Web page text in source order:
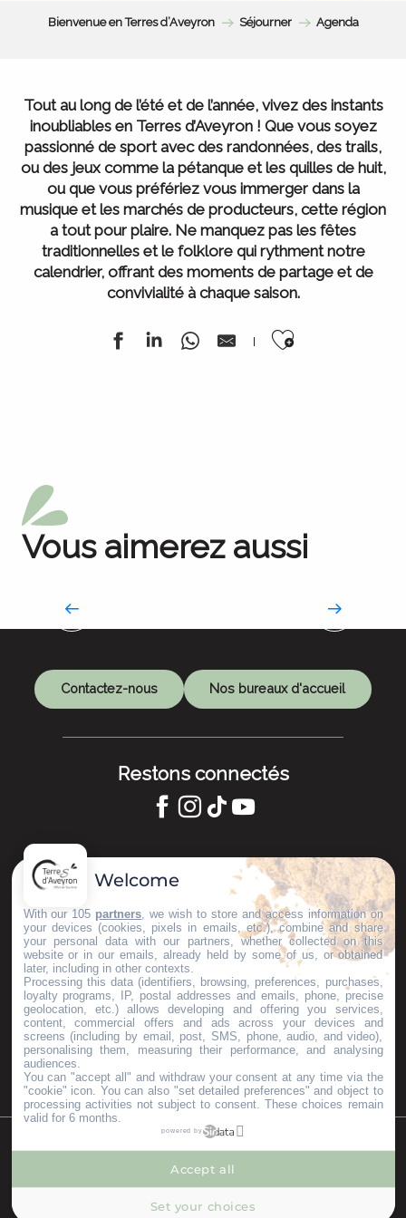
--°
Bienvenue en Terres d’Aveyron Séjourner Agenda
Tout au long de l’été et de l’année, vivez des instants
inoubliables en Terres d’Aveyron ! Que vous soyez
passionné de sport avec des randonnées, des trails,
ou des jeux comme la pétanque et les quilles de huit,
ou que vous préfériez vous immerger dans la
musique et les marchés de producteurs, cette région
a tout pour plaire. Ne manquez pas les fêtes
traditionnelles et le folklore qui rythment notre
calendrier, offrant des moments de partage et de
convivialité à chaque saison.
Ajouter
Vous aimerez aussi
Contactez-nous Nos bureaux d'accueil
Restons connectés
GARDONS LE CONTACT !
S'inscrire à la newsletter
Nos brochures
ESPACE PRO
GROUPES
PRESSE & INFLUENCEURS
Je m'installe ici
©Copyright 2023 Mentions légalesPartenaires
Welcome
With our 105 partners , we wish to store and access information on
your devices (cookies, pixels in emails, etc.), combine and share
your personal data with our partners, whether collected on this
website or in our emails, already held by some of us, or obtained
later, including in other contexts.
Processing this data (identifiers, browsing, preferences, purchases,
loyalty programs, IP, postal addresses and emails, phone, precise
geolocation, etc.) allows developing and offering you services,
content, commercial offers and ads across your devices and
screens (including by email, post, SMS, phone, audio, and video),
personalising them, measuring their performance, and analysing
audiences.
You can "accept all" and withdraw your consent at any time via the
"cookie" icon . You can also "set detailed preferences" and object to
processing activities not subject to consent. These choices remain
valid for 6 months.
powered by
Set your choices
Accept all